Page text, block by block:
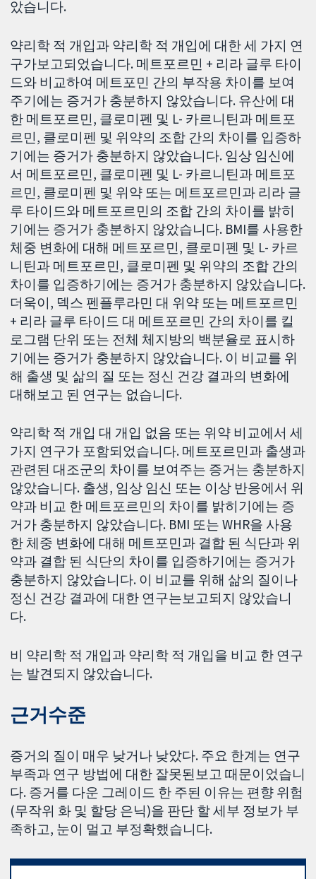
았습니다.
약리학 적 개입과 약리학 적 개입에 대한 세 가지 연
구가보고되었습니다. 메트포르민 + 리라 글루 타이
드와 비교하여 메트포민 간의 부작용 차이를 보여
주기에는 증거가 충분하지 않았습니다. 유산에 대
한 메트포르민, 클로미펜 및 L- 카르니틴과 메트포
르민, 클로미펜 및 위약의 조합 간의 차이를 입증하
기에는 증거가 충분하지 않았습니다. 임상 임신에
서 메트포르민, 클로미펜 및 L- 카르니틴과 메트포
르민, 클로미펜 및 위약 또는 메트포르민과 리라 글
루 타이드와 메트포르민의 조합 간의 차이를 밝히
기에는 증거가 충분하지 않았습니다. BMI를 사용한
체중 변화에 대해 메트포르민, 클로미펜 및 L- 카르
니틴과 메트포르민, 클로미펜 및 위약의 조합 간의
차이를 입증하기에는 증거가 충분하지 않았습니다.
더욱이, 덱스 펜플루라민 대 위약 또는 메트포르민
+ 리라 글루 타이드 대 메트포르민 간의 차이를 킬
로그램 단위 또는 전체 체지방의 백분율로 표시하
기에는 증거가 충분하지 않았습니다. 이 비교를 위
해 출생 및 삶의 질 또는 정신 건강 결과의 변화에
대해보고 된 연구는 없습니다.
약리학 적 개입 대 개입 없음 또는 위약 비교에서 세
가지 연구가 포함되었습니다. 메트포르민과 출생과
관련된 대조군의 차이를 보여주는 증거는 충분하지
않았습니다. 출생, 임상 임신 또는 이상 반응에서 위
약과 비교 한 메트포르민의 차이를 밝히기에는 증
거가 충분하지 않았습니다. BMI 또는 WHR을 사용
한 체중 변화에 대해 메트포민과 결합 된 식단과 위
약과 결합 된 식단의 차이를 입증하기에는 증거가
충분하지 않았습니다. 이 비교를 위해 삶의 질이나
정신 건강 결과에 대한 연구는보고되지 않았습니
다.
비 약리학 적 개입과 약리학 적 개입을 비교 한 연구
는 발견되지 않았습니다.
근거수준
증거의 질이 매우 낮거나 낮았다. 주요 한계는 연구
부족과 연구 방법에 대한 잘못된보고 때문이었습니
다. 증거를 다운 그레이드 한 주된 이유는 편향 위험
(무작위 화 및 할당 은닉)을 판단 할 세부 정보가 부
족하고, 눈이 멀고 부정확했습니다.